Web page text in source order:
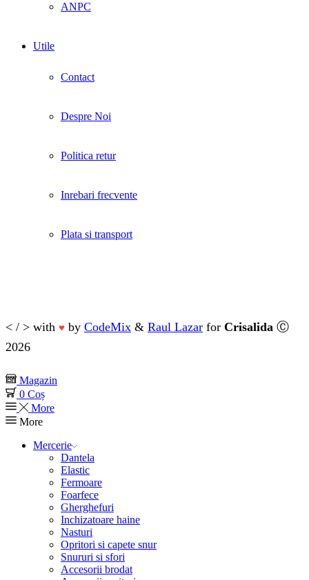
ANPC
Utile
Contact
Despre Noi
Politica retur
Inrebari frecvente
Plata si transport
< / > with ♥ by CodeMix & Raul Lazar for Crisalida Ⓒ
2026
Magazin
0 Coș
More
More
Mercerie
Dantela
Elastic
Fermoare
Foarfece
Gherghefuri
Inchizatoare haine
Nasturi
Opritori si capete snur
Snururi si sfori
Accesorii brodat